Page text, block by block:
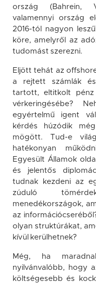
ország (Bahrein,
valamennyi ország
2016-tól nagyon
köre, amelyről az
tudomást szerezni.
Eljött tehát az
a rejtett számlák
tartott, eltitkolt pénz
vérkeringésébe?
egyértelmű igent
kérdés húzódik
mögött. Tud-e
hatékonyan
Egyesült Államok
és jelentős
tudnak kezdeni az
zúduló
menedékországok,
az
olyan struktúrákat,
kívül kerülhetnek?
Még, ha
nyilvánvalóbb, hogy
költségesebb és